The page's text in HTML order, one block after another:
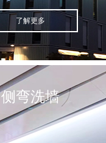
了解更多
侧弯洗墙